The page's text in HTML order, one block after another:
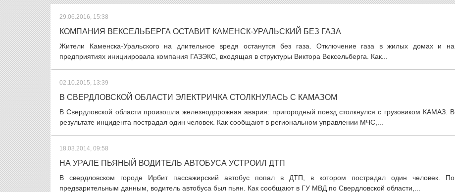
29.06.2016, 15:38
КОМПАНИЯ ВЕКСЕЛЬБЕРГА ОСТАВИТ КАМЕНСК-УРАЛЬСКИЙ БЕЗ ГАЗА
Жители Каменска-Уральского на длительное вредя останутся без газа. Отключение газа в жилых домах и на
предприятиях инициировала компания ГАЗЭКС, входящая в структуры Виктора Вексельберга. Как...
02.10.2015, 13:39
В СВЕРДЛОВСКОЙ ОБЛАСТИ ЭЛЕКТРИЧКА СТОЛКНУЛАСЬ С КАМАЗОМ
В Свердловской области произошла железнодорожная авария: пригородный поезд столкнулся с грузовиком КАМАЗ. В
результате инцидента пострадал один человек. Как сообщают в региональном управлении МЧС,...
18.03.2014, 09:58
НА УРАЛЕ ПЬЯНЫЙ ВОДИТЕЛЬ АВТОБУСА УСТРОИЛ ДТП
В свердловском городе Ирбит пассажирский автобус попал в ДТП, в котором пострадал один человек. По
предварительным данным, водитель автобуса был пьян. Как сообщают в ГУ МВД по Свердловской области,...